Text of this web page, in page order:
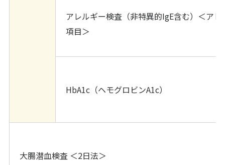
アレルギー検査（非特異的IgE含む）＜アレ
項目＞
HbA1c（ヘモグロビンA1c）
大腸潜血検査 ＜2日法＞